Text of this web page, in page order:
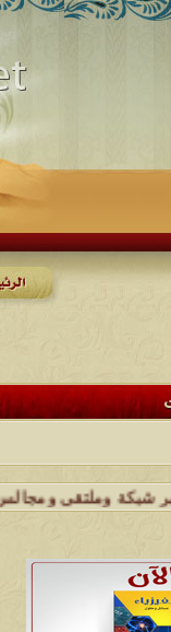
وملتقى ومجالس قبيلة